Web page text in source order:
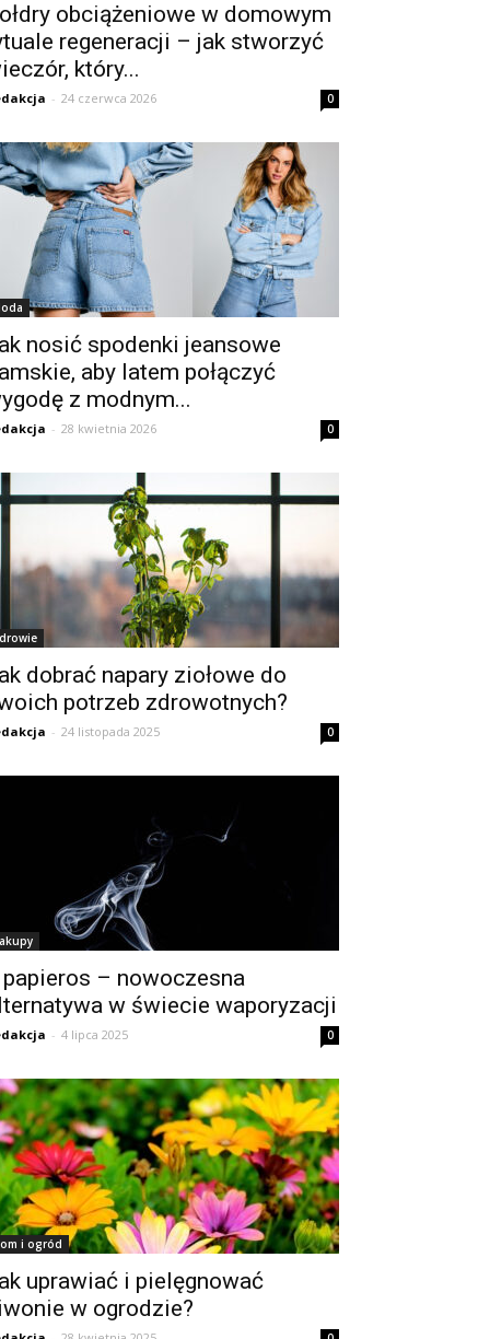
obciążeniowe w domowym
regeneracji – jak stworzyć
który...
- 24 czerwca 2026 0
nosić spodenki jeansowe
aby latem połączyć
z modnym...
- 28 kwietnia 2026 0
dobrać napary ziołowe do
potrzeb zdrowotnych?
- 24 listopada 2025 0
papieros – nowoczesna
w świecie waporyzacji
- 4 lipca 2025 0
i ogród
uprawiać i pielęgnować
w ogrodzie?